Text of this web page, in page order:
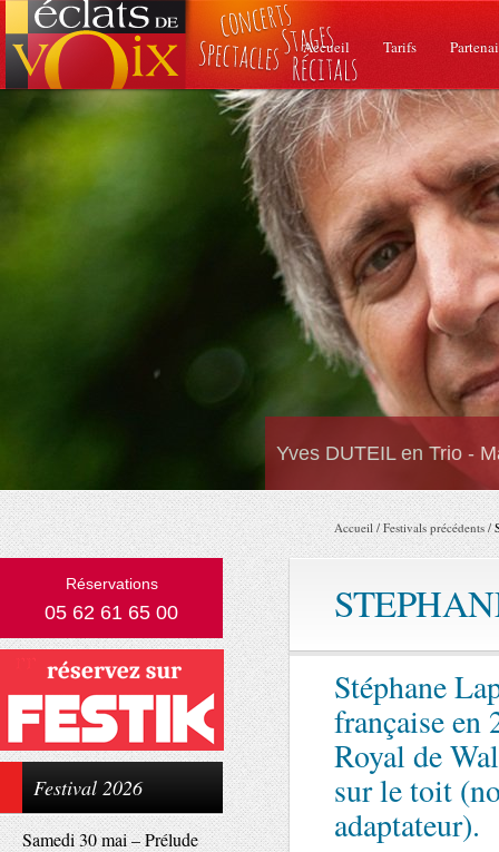
Accueil Tarifs
Yves DUTEIL en Trio -
Réservations
05 62 61 65 00
Festival 2026
Samedi 30 mai – Prélude
Accueil /Festivals précédents /
Stéphane
française en
Royal de
sur le toit
adaptateur).